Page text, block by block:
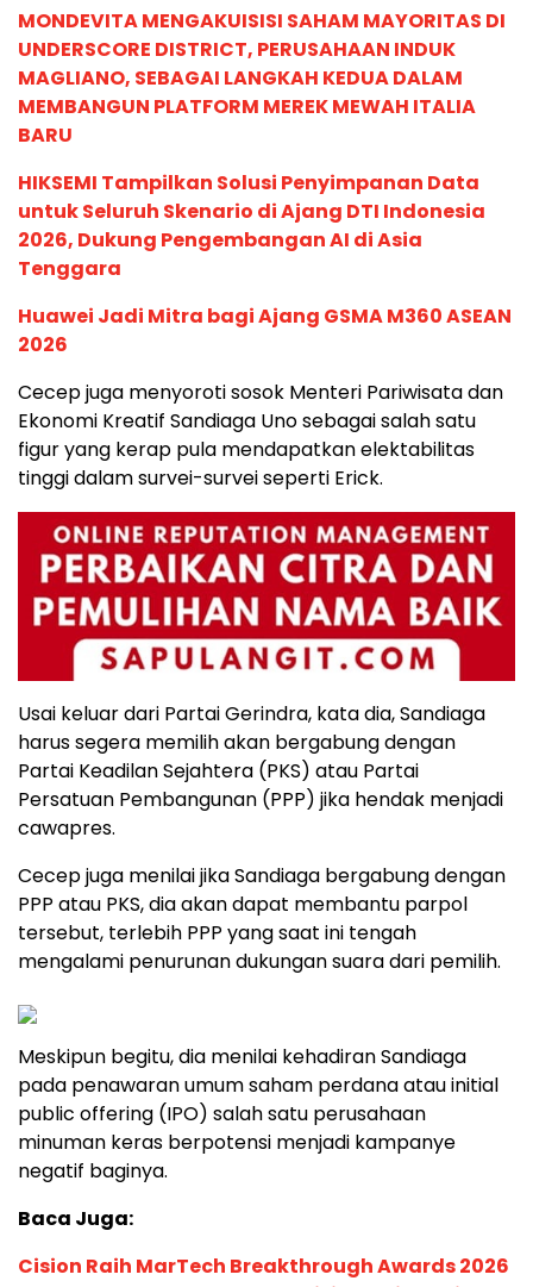
MONDEVITA MENGAKUISISI SAHAM MAYORITAS DI
UNDERSCORE DISTRICT, PERUSAHAAN INDUK
MAGLIANO, SEBAGAI LANGKAH KEDUA DALAM
MEMBANGUN PLATFORM MEREK MEWAH ITALIA
BARU
HIKSEMI Tampilkan Solusi Penyimpanan Data
untuk Seluruh Skenario di Ajang DTI Indonesia
2026, Dukung Pengembangan AI di Asia
Tenggara
Huawei Jadi Mitra bagi Ajang GSMA M360 ASEAN
2026
Cecep juga menyoroti sosok Menteri Pariwisata dan
Ekonomi Kreatif Sandiaga Uno sebagai salah satu
figur yang kerap pula mendapatkan elektabilitas
tinggi dalam survei-survei seperti Erick.
Usai keluar dari Partai Gerindra, kata dia, Sandiaga
harus segera memilih akan bergabung dengan
Partai Keadilan Sejahtera (PKS) atau Partai
Persatuan Pembangunan (PPP) jika hendak menjadi
cawapres.
Cecep juga menilai jika Sandiaga bergabung dengan
PPP atau PKS, dia akan dapat membantu parpol
tersebut, terlebih PPP yang saat ini tengah
mengalami penurunan dukungan suara dari pemilih.
Meskipun begitu, dia menilai kehadiran Sandiaga
pada penawaran umum saham perdana atau initial
public offering (IPO) salah satu perusahaan
minuman keras berpotensi menjadi kampanye
negatif baginya.
Baca Juga:
Cision Raih MarTech Breakthrough Awards 2026